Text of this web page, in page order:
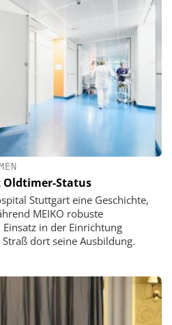
Oldtimer-Status
Stuttgart eine Geschichte,
MEIKO robuste
in der Einrichtung
dort seine Ausbildung.